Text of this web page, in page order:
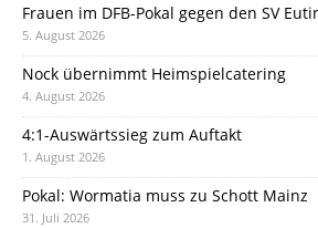
Frauen im DFB-Pokal gegen den SV
5. August 2026
Nock übernimmt Heimspielcatering
4. August 2026
4:1-Auswärtssieg zum Auftakt
1. August 2026
Pokal: Wormatia muss zu Schott Mainz
31. Juli 2026